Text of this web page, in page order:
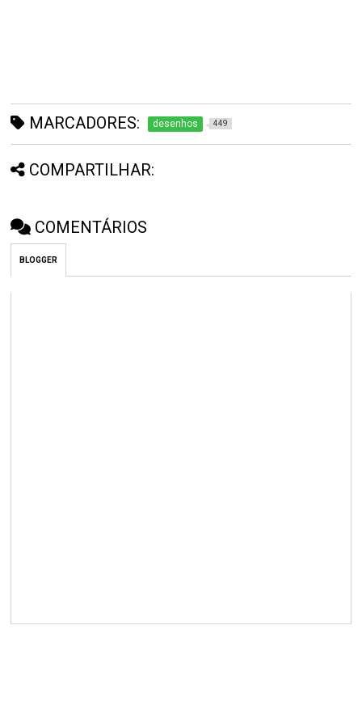
MARCADORES: desenhos 449
COMPARTILHAR:
COMENTÁRIOS
BLOGGER